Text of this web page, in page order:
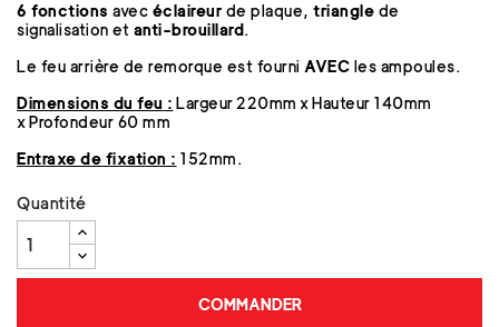
6 fonctions avec éclaireur de plaque, triangle de
signalisation et anti-brouillard.
Le feu arrière de remorque est fourni AVEC les ampoules.
Dimensions du feu : Largeur 220mm x Hauteur 140mm
x Profondeur 60 mm
Entraxe de fixation : 152mm.
Quantité
COMMANDER